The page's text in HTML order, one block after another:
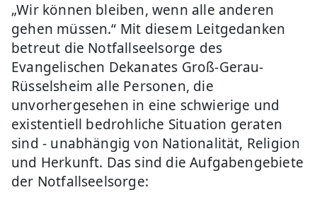
„Wir können bleiben, wenn alle anderen
gehen müssen.“ Mit diesem Leitgedanken
betreut die Notfallseelsorge des
Evangelischen Dekanates Groß-Gerau-
Rüsselsheim alle Personen, die
unvorhergesehen in eine schwierige und
existentiell bedrohliche Situation geraten
sind - unabhängig von Nationalität, Religion
und Herkunft. Das sind die Aufgabengebiete
der Notfallseelsorge: